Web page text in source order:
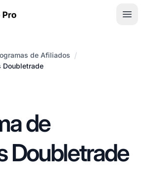
de Afiliados /
Doubletrade
de
Doubletrade